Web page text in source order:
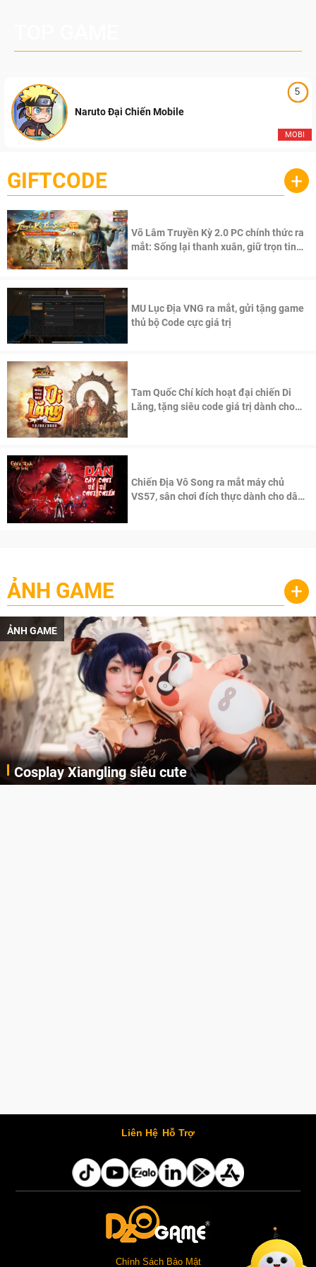
5
MOBI
Naruto Đại Chiến Mobile
GIFTCODE +
Võ Lâm Truyền Kỳ 2.0 PC chính thức ra
mắt: Sống lại thanh xuân, giữ trọn tinh
MU Lục Địa VNG ra mắt, gửi tặng game
thủ bộ Code cực giá trị
Tam Quốc Chí kích hoạt đại chiến Di
Lăng, tặng siêu code giá trị dành cho
Chiến Địa Vô Song ra mắt máy chủ
VS57, sân chơi đích thực dành cho dân
ẢNH GAME +
ẢNH GAME
Cosplay Xiangling siêu cute
Liên Hệ Hỗ Trợ
Chính Sách Bảo Mật